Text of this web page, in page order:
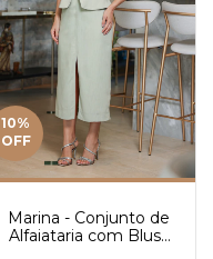
10%
OFF
Marina - Conjunto de
Alfaiataria com Blusa